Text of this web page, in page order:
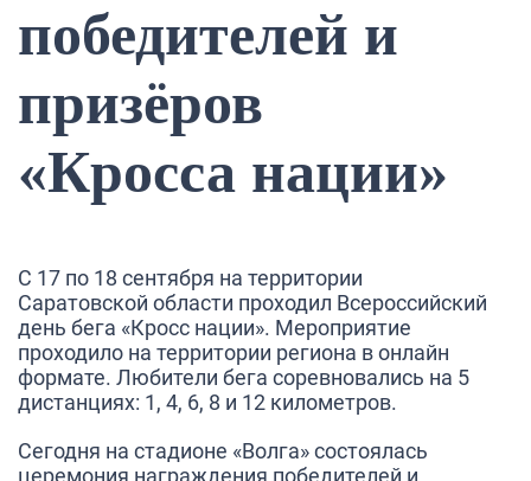
победителей и
призёров
«Кросса нации»
С 17 по 18 сентября на территории
Саратовской области проходил Всероссийский
день бега «Кросс нации». Мероприятие
проходило на территории региона в онлайн
формате. Любители бега соревновались на 5
дистанциях: 1, 4, 6, 8 и 12 километров.
Сегодня на стадионе «Волга»состоялась
церемония награждения победителей и